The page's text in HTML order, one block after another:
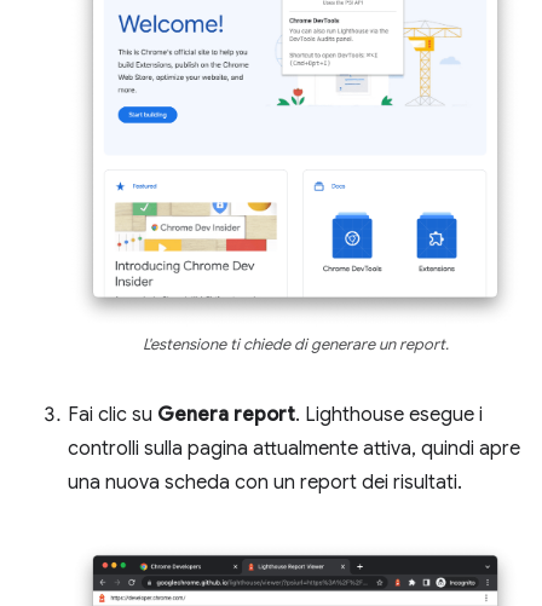
L'estensione ti chiede di generare un report.
Fai clic su Genera report. Lighthouse esegue i
controlli sulla pagina attualmente attiva, quindi apre
una nuova scheda con un report dei risultati.